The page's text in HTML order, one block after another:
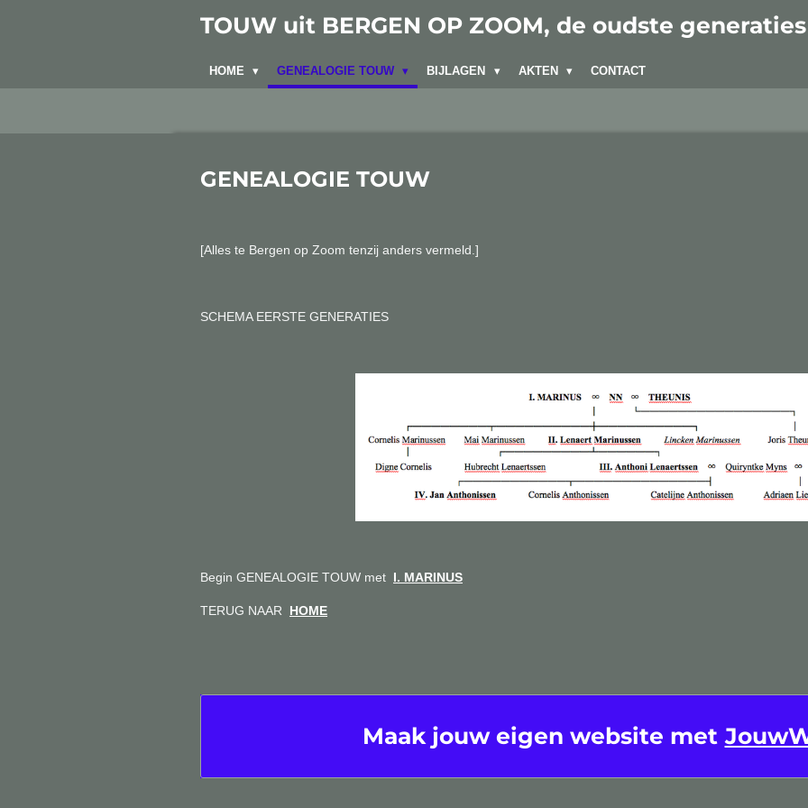
TOUW uit BERGEN OP ZOOM, de oudste generaties
HOME GENEALOGIE TOUW BIJLAGEN AKTEN CONTACT
GENEALOGIE TOUW
[Alles te Bergen op Zoom tenzij anders vermeld.]
SCHEMA EERSTE GENERATIES
Begin GENEALOGIE TOUW met I. MARINUS
TERUG NAAR HOME
Maak jouw eigen website met